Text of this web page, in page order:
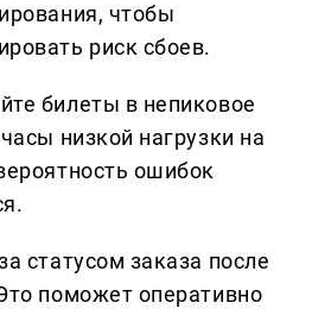
чтобы
риск сбоев.
билеты в непиковое
низкой нагрузки на
ошибок
статусом заказа после
поможет оперативно